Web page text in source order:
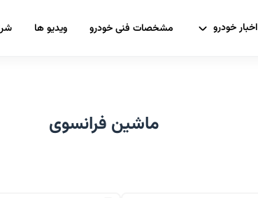
اخبار خودرو مشخصات فنی خودرو ویدیو ها
ماشین فرانسوی